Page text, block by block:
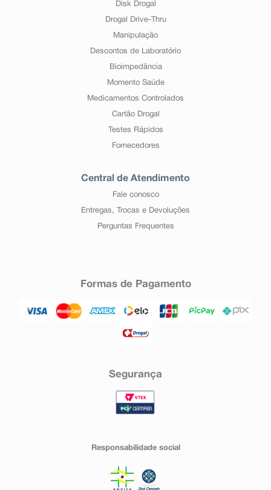
Disk Drogal
Drogal Drive-Thru
Manipulação
Descontos de Laboratório
Bioimpedância
Momento Saúde
Medicamentos Controlados
Cartão Drogal
Testes Rápidos
Fornecedores
Central de Atendimento
Fale conosco
Entregas, Trocas e Devoluções
Perguntas Frequentes
Formas de Pagamento
Segurança
Responsabilidade social